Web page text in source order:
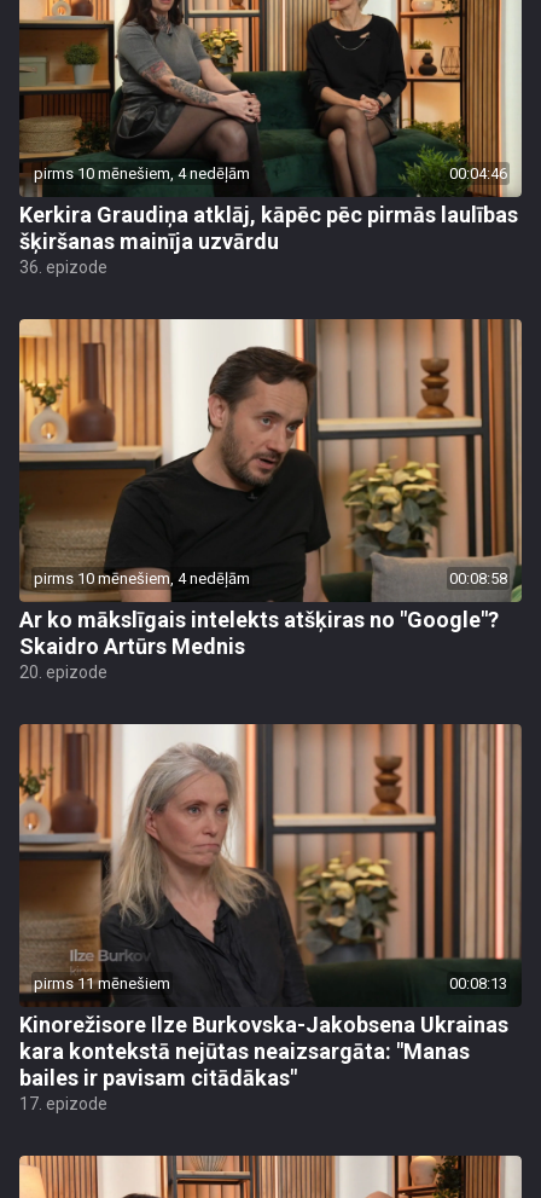
pirms 10 mēnešiem, 4 nedēļām 00:04:46
Kerkira Graudiņa atklāj, kāpēc pēc pirmās laulības
šķiršanas mainīja uzvārdu
36. epizode
pirms 10 mēnešiem, 4 nedēļām 00:08:58
Ar ko mākslīgais intelekts atšķiras no "Google"?
Skaidro Artūrs Mednis
20. epizode
pirms 11 mēnešiem 00:08:13
Kinorežisore Ilze Burkovska-Jakobsena Ukrainas
kara kontekstā nejūtas neaizsargāta: "Manas
bailes ir pavisam citādākas"
17. epizode